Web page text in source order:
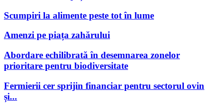
Scumpiri la alimente peste tot în lume
Amenzi pe piața zahărului
Abordare echilibrată în desemnarea zonelor
prioritare pentru biodiversitate
Fermierii cer sprijin financiar pentru sectorul ovin
și...